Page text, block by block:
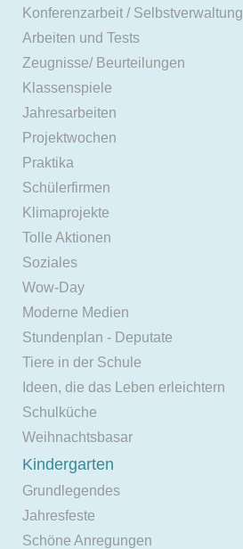
Konferenzarbeit / Selbstverwaltung
Arbeiten und Tests
Zeugnisse/ Beurteilungen
Klassenspiele
Jahresarbeiten
Projektwochen
Praktika
Schülerfirmen
Klimaprojekte
Tolle Aktionen
Soziales
Wow-Day
Moderne Medien
Stundenplan - Deputate
Tiere in der Schule
Ideen, die das Leben erleichtern
Schulküche
Weihnachtsbasar
Kindergarten
Grundlegendes
Jahresfeste
Schöne Anregungen